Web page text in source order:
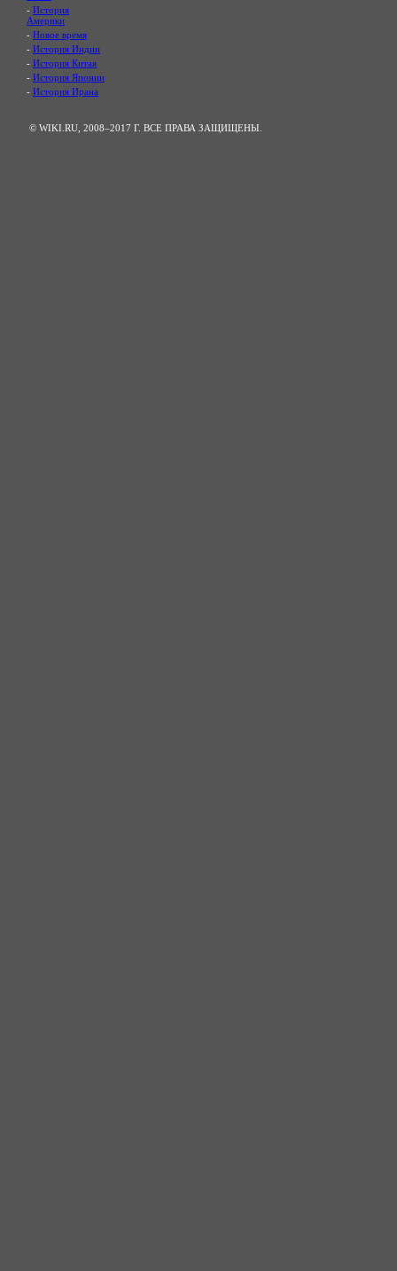
- История
Америки
- Новое время
- История Индии
- История Китая
- История Японии
- История Ирана
© WIKI.RU, 2008–2017 Г. ВСЕ ПРАВА ЗАЩИЩЕНЫ.